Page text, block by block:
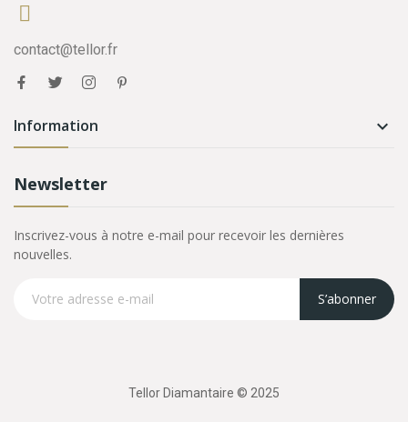
contact@tellor.fr
Information 
Newsletter
Inscrivez-vous à notre e-mail pour recevoir les dernières
nouvelles.
S’abonner
Tellor Diamantaire © 2025